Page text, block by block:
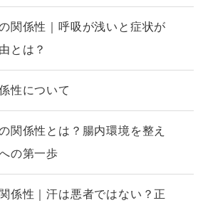
関係性｜呼吸が浅いと症状が
とは？
性について
関係性とは？腸内環境を整え
の第一歩
係性｜汗は悪者ではない？正